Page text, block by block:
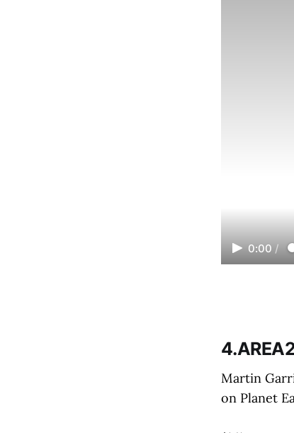
0:00 /
Martin
on Planet